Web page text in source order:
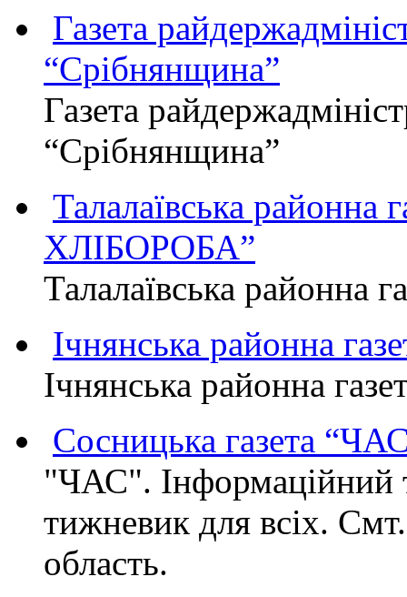
Газета
“Срібнянщина”
Газета
“Срібнянщина”
Талалаївська
ХЛІБОРОБА”
Талалаївська
Ічнянська районна
Ічнянська районна
Сосницька газета
"ЧАС". Інформаційний
тижневик для всіх.
область.